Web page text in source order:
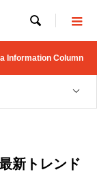

Information Column
新トレンド